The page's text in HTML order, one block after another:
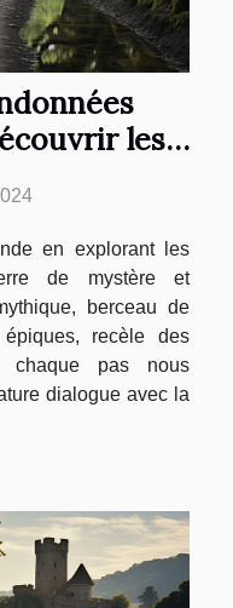
les
en explorant les
de mystère et
berceau de
recèle des
chaque pas nous
dialogue avec la